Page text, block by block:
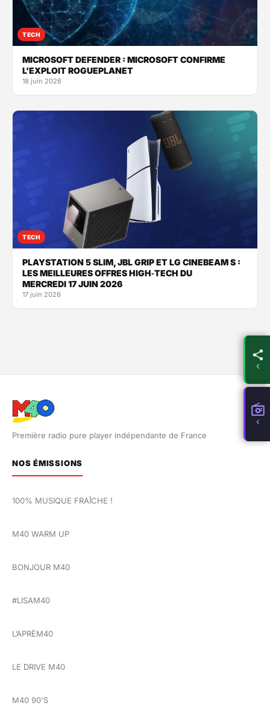
TECH
MICROSOFT DEFENDER : MICROSOFT CONFIRME
L’EXPLOIT ROGUEPLANET
18 juin 2026
TECH
PLAYSTATION 5 SLIM, JBL GRIP ET LG CINEBEAM S :
LES MEILLEURES OFFRES HIGH‑TECH DU
MERCREDI 17 JUIN 2026
17 juin 2026
Première radio pure player indépendante de France
NOS ÉMISSIONS
100% MUSIQUE FRAÎCHE !
M40 WARM UP
BONJOUR M40
#LISAM40
L’APRÈM40
LE DRIVE M40
M40 90'S